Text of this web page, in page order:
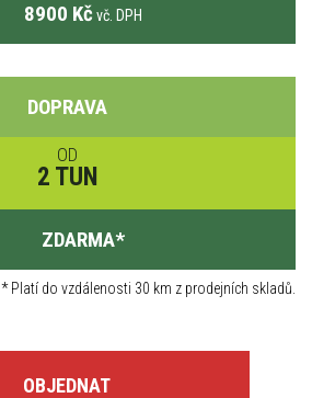
8900 Kč vč. DPH
DOPRAVA
OD
2 TUN
ZDARMA*
*Platí do vzdálenosti 30 km z prodejních skladů.
OBJEDNAT